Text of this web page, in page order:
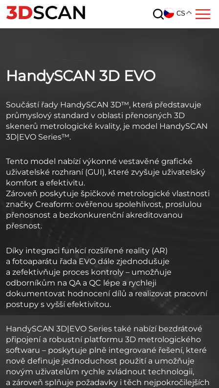
CS
HandySCAN 3D EVO
Součástí řady HandySCAN 3D™, která představuje
průmyslový standard v oblasti přenosných 3D
skenerů metrologické kvality, je model HandySCAN
3D|EVO Series™.
Tento model nabízí výkonné vestavěné grafické
uživatelské rozhraní (GUI), které zvyšuje uživatelský
komfort a efektivitu.
Zároveň poskytuje špičkové metrologické vlastnosti
značky Creaform: ověřenou spolehlivost, proslulou
přenosnost a bezkonkurenční akreditovanou
přesnost.
Díky integraci funkcí rozšířené reality (AR)
a fotoaparátu řada EVO dále zjednodušuje
a zefektivňuje proces kontroly – umožňuje
odborníkům na QA a QC lépe a rychleji
dokumentovat hodnocení dílů a realizovat pracovní
postupy s vyšší efektivitou.
HandySCAN 3D|EVO Series také nabízí bezdrátové
připojení a robustní platformu 3D metrologického
softwaru – poskytuje plně integrované řešení, které
nově definuje jednoduchost použití a umožňuje
novým uživatelům rychle zvládnout technologii,
a zároveň splňuje požadavky i těch nejpokročilejších